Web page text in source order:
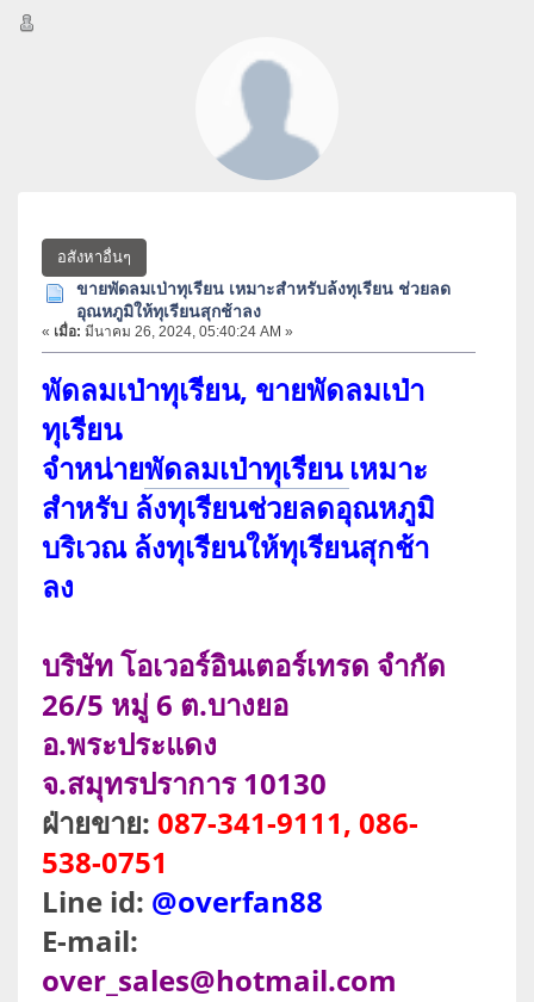
อสังหาอื่นๆ
ขายพัดลมเป่าทุเรียน เหมาะสำหรับล้งทุเรียน ช่วยลด
อุณหภูมิให้ทุเรียนสุกช้าลง
« เมื่อ: มีนาคม 26, 2024, 05:40:24 AM »
พัดลมเป่าทุเรียน, ขายพัดลมเป่า
ทุเรียน
จำหน่ายพัดลมเป่าทุเรียน เหมาะ
สำหรับ ล้งทุเรียนช่วยลดอุณหภูมิ
บริเวณ ล้งทุเรียนให้ทุเรียนสุกช้า
ลง
บริษัท โอเวอร์อินเตอร์เทรด จำกัด
26/5 หมู่ 6 ต.บางยอ
อ.พระประแดง
จ.สมุทรปราการ 10130
ฝ่ายขาย: 087-341-9111, 086-
538-0751
Line id: @overfan88
E-mail:
over_sales@hotmail.com